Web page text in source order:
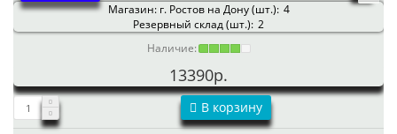
Магазин: г. Ростов на Дону (шт.): 4
Резервный склад (шт.): 2
Наличие:
13390р.
В корзину